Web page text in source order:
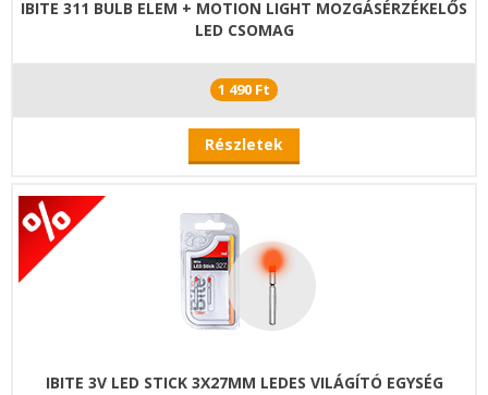
IBITE 311 BULB ELEM + MOTION LIGHT MOZGÁSÉRZÉKELŐS
LED CSOMAG
1 490 Ft
Részletek
IBITE 3V LED STICK 3X27MM LEDES VILÁGÍTÓ EGYSÉG